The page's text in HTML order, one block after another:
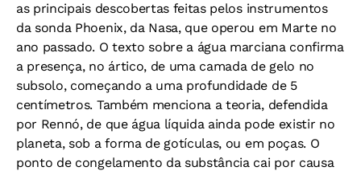
as principais descobertas feitas pelos instrumentos
da sonda Phoenix, da Nasa, que operou em Marte no
ano passado. O texto sobre a água marciana confirma
a presença, no ártico, de uma camada de gelo no
subsolo, começando a uma profundidade de 5
centímetros. Também menciona a teoria, defendida
por Rennó, de que água líquida ainda pode existir no
planeta, sob a forma de gotículas, ou em poças. O
ponto de congelamento da substância cai por causa